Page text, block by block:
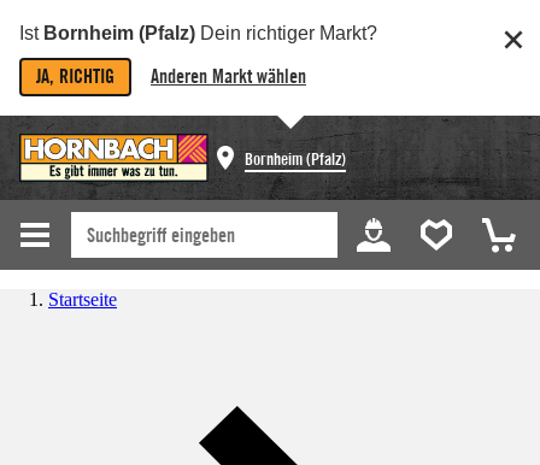
Ist Bornheim (Pfalz) Dein richtiger Markt?
JA, RICHTIG Anderen Markt wählen
Bornheim (Pfalz)
Startseite